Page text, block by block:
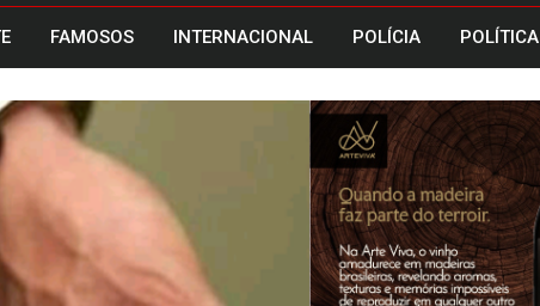
FAMOSOS INTERNACIONAL POLÍCIA POLÍTICA